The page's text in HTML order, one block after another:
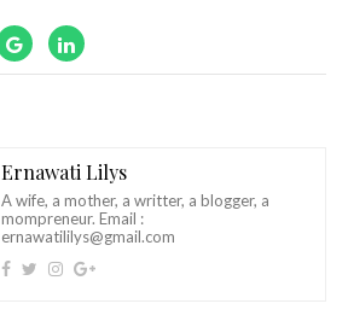
Ernawati Lilys
A wife, a mother, a writter, a blogger, a
mompreneur. Email :
ernawatililys@gmail.com